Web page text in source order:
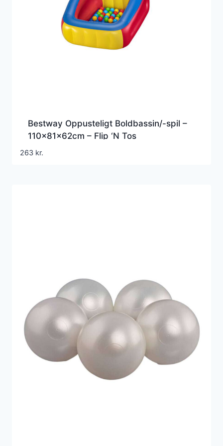
Bestway Oppusteligt Boldbassin/-spil –
110x81x62cm – Flip ‘N Tos
263 kr.